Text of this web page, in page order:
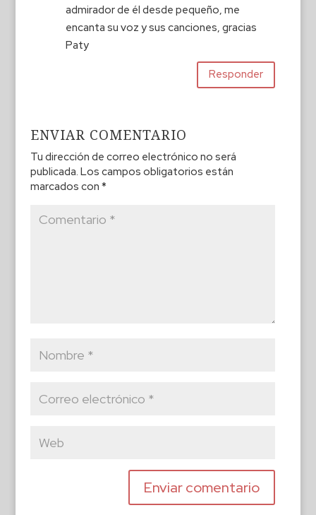
admirador de él desde pequeño, me
encanta su voz y sus canciones, gracias
Paty
Responder
ENVIAR COMENTARIO
Tu dirección de correo electrónico no será
publicada. Los campos obligatorios están
marcados con *